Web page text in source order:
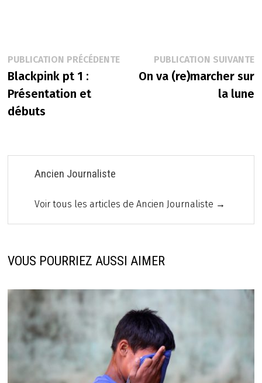
Navigation
de
l’article
PUBLICATION PRÉCÉDENTEPublication
précédente :
Blackpink pt 1 :
Présentation et
débuts
PUBLICATION SUIVANTE
On va (re)marcher sur
la lune
Ancien Journaliste
Voir tous les articles de Ancien Journaliste →
VOUS POURRIEZ AUSSI AIMER